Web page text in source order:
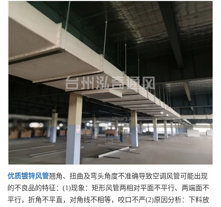
优质镀锌风管翘角、扭曲及弯头角度不准确导致空调风管可能出现
的不良品的特征：(1)现象：矩形风管两相对平面不平行、两端面不
平行，折角不平直，对角线不相等，咬口不严(2)原因分析：下料放